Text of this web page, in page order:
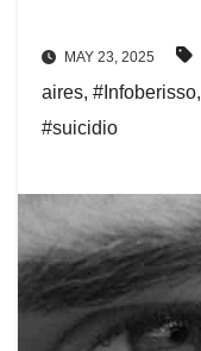
MAY 23, 2025
aires, #Infoberisso,
#suicidio